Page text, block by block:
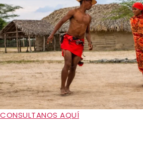
CONSULTANOS AQUÍ